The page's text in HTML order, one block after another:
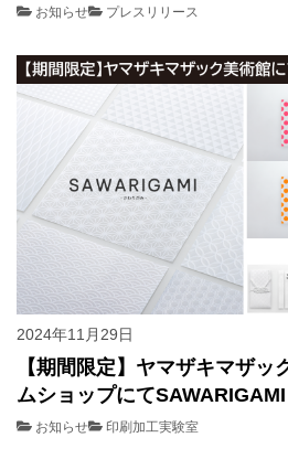
お知らせ プレスリリース
2024年11月29日
【期間限定】ヤマザキマザッ
ムショップにて
お知らせ 印刷加工実験室